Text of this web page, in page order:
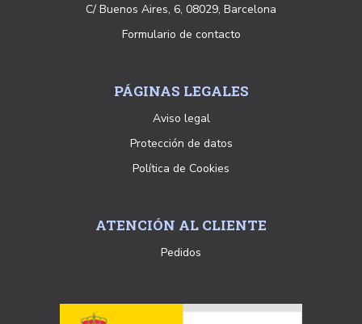
C/ Buenos Aires, 6, 08029, Barcelona
Formulario de contacto
PÁGINAS LEGALES
Aviso legal
Protección de datos
Política de Cookies
ATENCIÓN AL CLIENTE
Pedidos